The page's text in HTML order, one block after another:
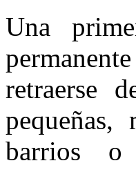
Una
retraerse
barrios o